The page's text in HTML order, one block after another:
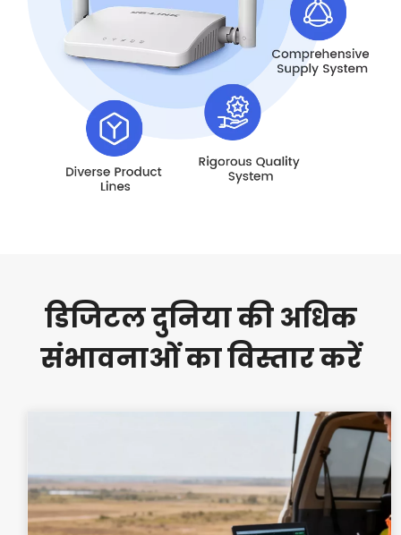
डिजिटल दुनिया की अधिक
संभावनाओं का विस्तार करें